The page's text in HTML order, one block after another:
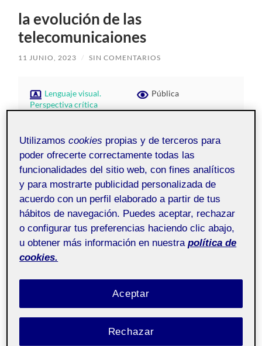
la evolución de las
telecomunicaiones
11 JUNIO, 2023 / SIN COMENTARIOS
Lenguaje visual.
Perspectiva crítica
Pública
Utilizamoscookies propias y de terceros para
poder ofrecerte correctamente todas las
funcionalidades del sitio web, con fines analíticos
y para mostrarte publicidad personalizada de
acuerdo con un perfil elaborado a partir de tus
hábitos de navegación. Puedes aceptar, rechazar
o configurar tus preferencias haciendo clic abajo,
u obtener más información en nuestra política de
cookies.
Rechazar
Aceptar